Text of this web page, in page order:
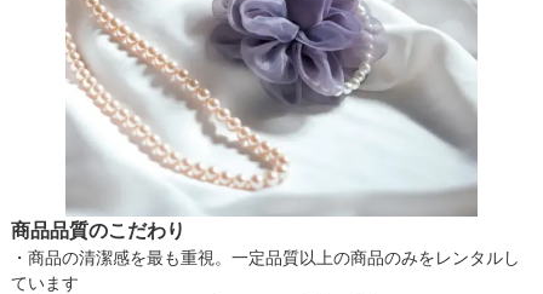
素材
インナー
商品品質のこだわり
・商品の清潔感を最も重視。一定品質以上の商品のみをレンタルし
ています